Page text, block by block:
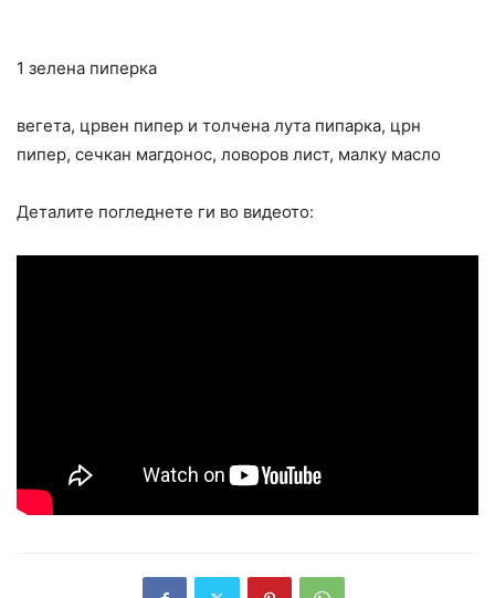
1 зелена пиперка
вегета, црвен пипер и толчена лута пипарка, црн
пипер, сечкан магдонос, ловоров лист, малку масло
Деталите погледнете ги во видеото: